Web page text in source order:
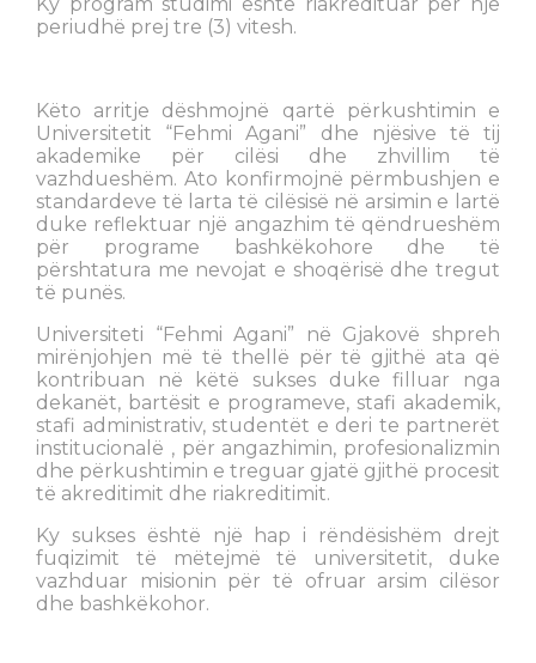
Ky program studimi është riakredituar për një
periudhë prej tre (3) vitesh.
Këto arritje dëshmojnë qartë përkushtimin e
Universitetit “Fehmi Agani” dhe njësive të tij
akademike për cilësi dhe zhvillim të
vazhdueshëm. Ato konfirmojnë përmbushjen e
standardeve të larta të cilësisë në arsimin e lartë
duke reflektuar një angazhim të qëndrueshëm
për programe bashkëkohore dhe të
përshtatura me nevojat e shoqërisë dhe tregut
të punës.
Universiteti “Fehmi Agani” në Gjakovë shpreh
mirënjohjen më të thellë për të gjithë ata që
kontribuan në këtë sukses duke filluar nga
dekanët, bartësit e programeve, stafi akademik,
stafi administrativ, studentët e deri te partnerët
institucionalë , për angazhimin, profesionalizmin
dhe përkushtimin e treguar gjatë gjithë procesit
të akreditimit dhe riakreditimit.
Ky sukses është një hap i rëndësishëm drejt
fuqizimit të mëtejmë të universitetit, duke
vazhduar misionin për të ofruar arsim cilësor
dhe bashkëkohor.